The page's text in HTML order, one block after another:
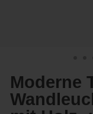
Moderne